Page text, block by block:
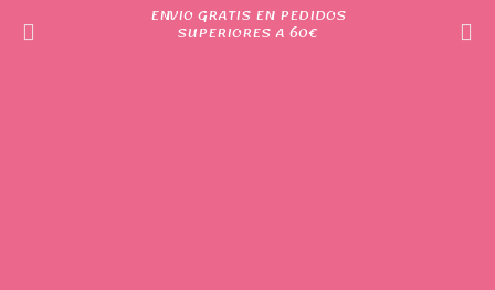
ENVIO GRATIS EN PEDIDOS
SUPERIORES A 60€